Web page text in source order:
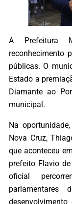
A Prefeitura
reconhecimento
públicas. O
Estado a
Diamante ao
municipal.
Na
Nova Cruz,
que aconteceu
prefeito Flavio
oficial